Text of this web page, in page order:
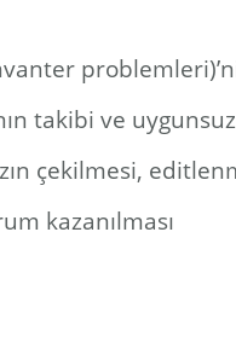
takibi ve uygunsuz
çekilmesi,
kazanılması